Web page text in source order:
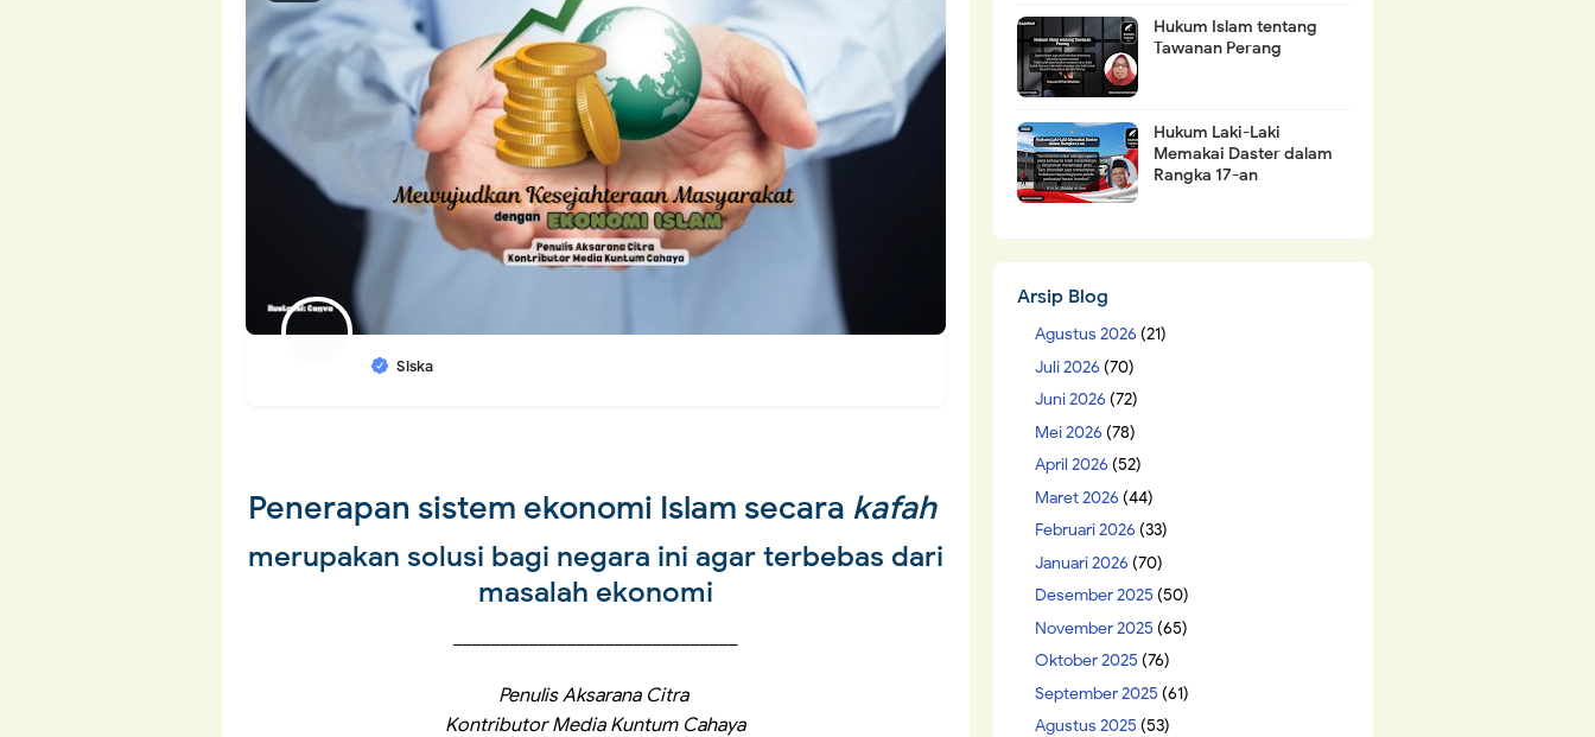
Siska
Penerapan sistem ekonomi Islam secara kafah
merupakan solusi bagi negara ini agar terbebas dari
masalah ekonomi
Penulis Aksarana Citra
Kontributor Media Kuntum Cahaya
Hukum Islam tentang
Tawanan Perang
Hukum Laki-Laki
Memakai Daster dalam
Rangka 17-an
Arsip Blog
Agustus 2026 (21)
Juli 2026 (70)
Juni 2026 (72)
Mei 2026 (78)
April 2026 (52)
Maret 2026 (44)
Februari 2026 (33)
Januari 2026 (70)
Desember 2025 (50)
November 2025 (65)
Oktober 2025 (76)
September 2025 (61)
Agustus 2025 (53)